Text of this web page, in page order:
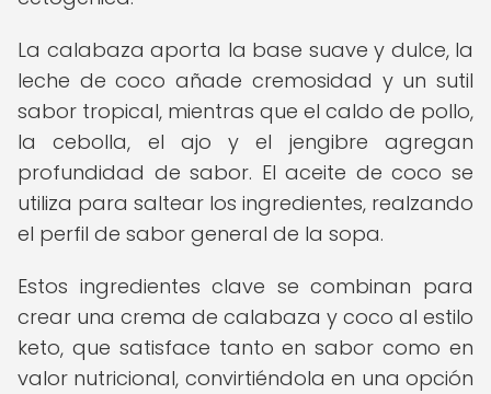
La calabaza aporta la base suave y dulce, la
leche de coco añade cremosidad y un sutil
sabor tropical, mientras que el caldo de pollo,
la cebolla, el ajo y el jengibre agregan
profundidad de sabor. El aceite de coco se
utiliza para saltear los ingredientes, realzando
el perfil de sabor general de la sopa.
Estos ingredientes clave se combinan para
crear una crema de calabaza y coco al estilo
keto, que satisface tanto en sabor como en
valor nutricional, convirtiéndola en una opción